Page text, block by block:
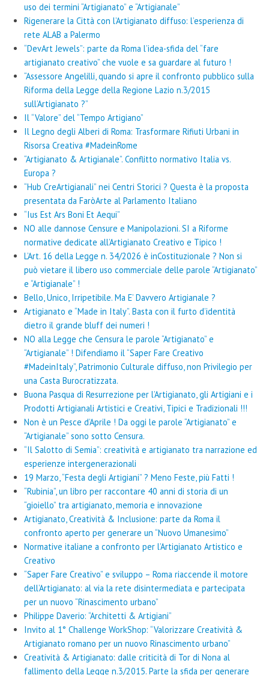
uso dei termini “Artigianato” e “Artigianale”
Rigenerare la Città con l’Artigianato diffuso: l’esperienza di
rete ALAB a Palermo
“DevArt Jewels”: parte da Roma l’idea-sfida del “fare
artigianato creativo” che vuole e sa guardare al futuro !
“Assessore Angelilli, quando si apre il confronto pubblico sulla
Riforma della Legge della Regione Lazio n.3/2015
sull’Artigianato ?”
Il “Valore” del “Tempo Artigiano”
Il Legno degli Alberi di Roma: Trasformare Rifiuti Urbani in
Risorsa Creativa #MadeinRome
“Artigianato & Artigianale”. Conflitto normativo Italia vs.
Europa ?
“Hub CreArtigianali” nei Centri Storici ? Questa è la proposta
presentata da FaròArte al Parlamento Italiano
“Ius Est Ars Boni Et Aequi”
NO alle dannose Censure e Manipolazioni. SI a Riforme
normative dedicate all’Artigianato Creativo e Tipico !
L’Art. 16 della Legge n. 34/2026 è inCostituzionale ? Non si
può vietare il libero uso commerciale delle parole “Artigianato”
e “Artigianale” !
Bello, Unico, Irripetibile. Ma E’ Davvero Artigianale ?
Artigianato e “Made in Italy”. Basta con il furto d’identità
dietro il grande bluff dei numeri !
NO alla Legge che Censura le parole “Artigianato” e
“Artigianale” ! Difendiamo il “Saper Fare Creativo
#MadeinItaly”, Patrimonio Culturale diffuso, non Privilegio per
una Casta Burocratizzata.
Buona Pasqua di Resurrezione per l’Artigianato, gli Artigiani e i
Prodotti Artigianali Artistici e Creativi, Tipici e Tradizionali !!!
Non è un Pesce d’Aprile ! Da oggi le parole “Artigianato” e
“Artigianale” sono sotto Censura.
“Il Salotto di Semia”: creatività e artigianato tra narrazione ed
esperienze intergenerazionali
19 Marzo, “Festa degli Artigiani” ? Meno Feste, più Fatti !
“Rubinia”, un libro per raccontare 40 anni di storia di un
“gioiello” tra artigianato, memoria e innovazione
Artigianato, Creatività & Inclusione: parte da Roma il
confronto aperto per generare un “Nuovo Umanesimo”
Normative italiane a confronto per l’Artigianato Artistico e
Creativo
“Saper Fare Creativo” e sviluppo – Roma riaccende il motore
dell’Artigianato: al via la rete disintermediata e partecipata
per un nuovo “Rinascimento urbano”
Philippe Daverio: “Architetti & Artigiani”
Invito al 1° Challenge WorkShop: “Valorizzare Creatività &
Artigianato romano per un nuovo Rinascimento urbano”
Creatività & Artigianato: dalle criticità di Tor di Nona al
fallimento della Legge n.3/2015. Parte la sfida per generare